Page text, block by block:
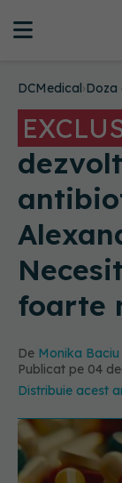
DCMedical›Doza
foarte
De Monika Baciu
Publicat pe 04
Distribuie acest